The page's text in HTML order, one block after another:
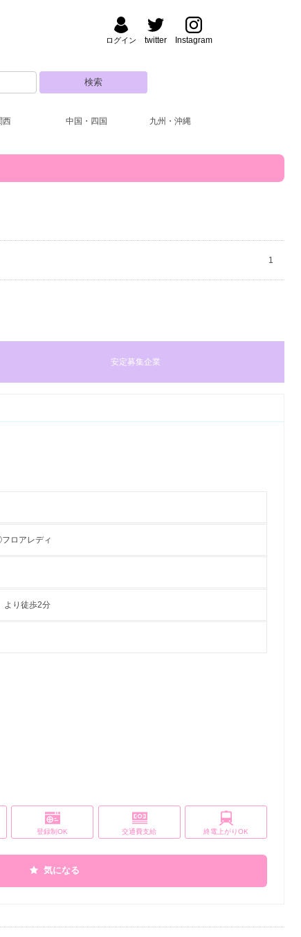
Instagram
twitter
ログイン
西 中国・四国 九州・沖縄
1
安定募集企業
ロアレディ
より徒歩2分
登録制OK 交通費支給 終電上がりOK
気になる